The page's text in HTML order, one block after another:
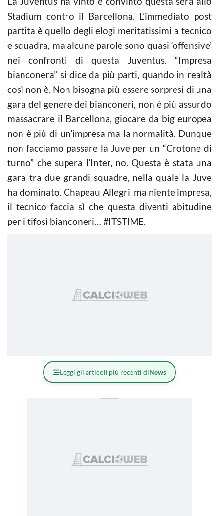
Stadium contro il Barcellona. L’immediato post
partita è quello degli elogi meritatissimi a tecnico
e squadra, ma alcune parole sono quasi ‘offensive’
nei confronti di questa Juventus. “Impresa
bianconera” si dice da più parti, quando in realtà
così non è. Non bisogna più essere sorpresi di una
gara del genere dei bianconeri, non è più assurdo
massacrare il Barcellona, giocare da big europea
non è più di un’impresa ma la normalità. Dunque
non facciamo passare la Juve per un “Crotone di
turno” che supera l’Inter, no. Questa è stata una
gara tra due grandi squadre, nella quale la Juve
ha dominato. Chapeau Allegri, ma niente impresa,
il tecnico faccia sì che questa diventi abitudine
per i tifosi bianconeri… #ITSTIME.
Leggi gli articoli più recenti diNews